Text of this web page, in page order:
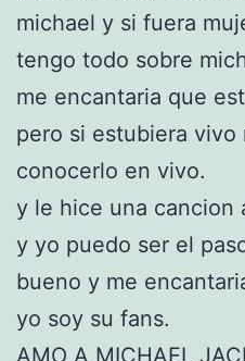
michael y si fuera
tengo todo sobre
me encantaria que
pero si estubiera vivo
conocerlo en vivo.
y le hice una cancion
y yo puedo ser el
bueno y me
yo soy su fans.
AMO A MICHAEL